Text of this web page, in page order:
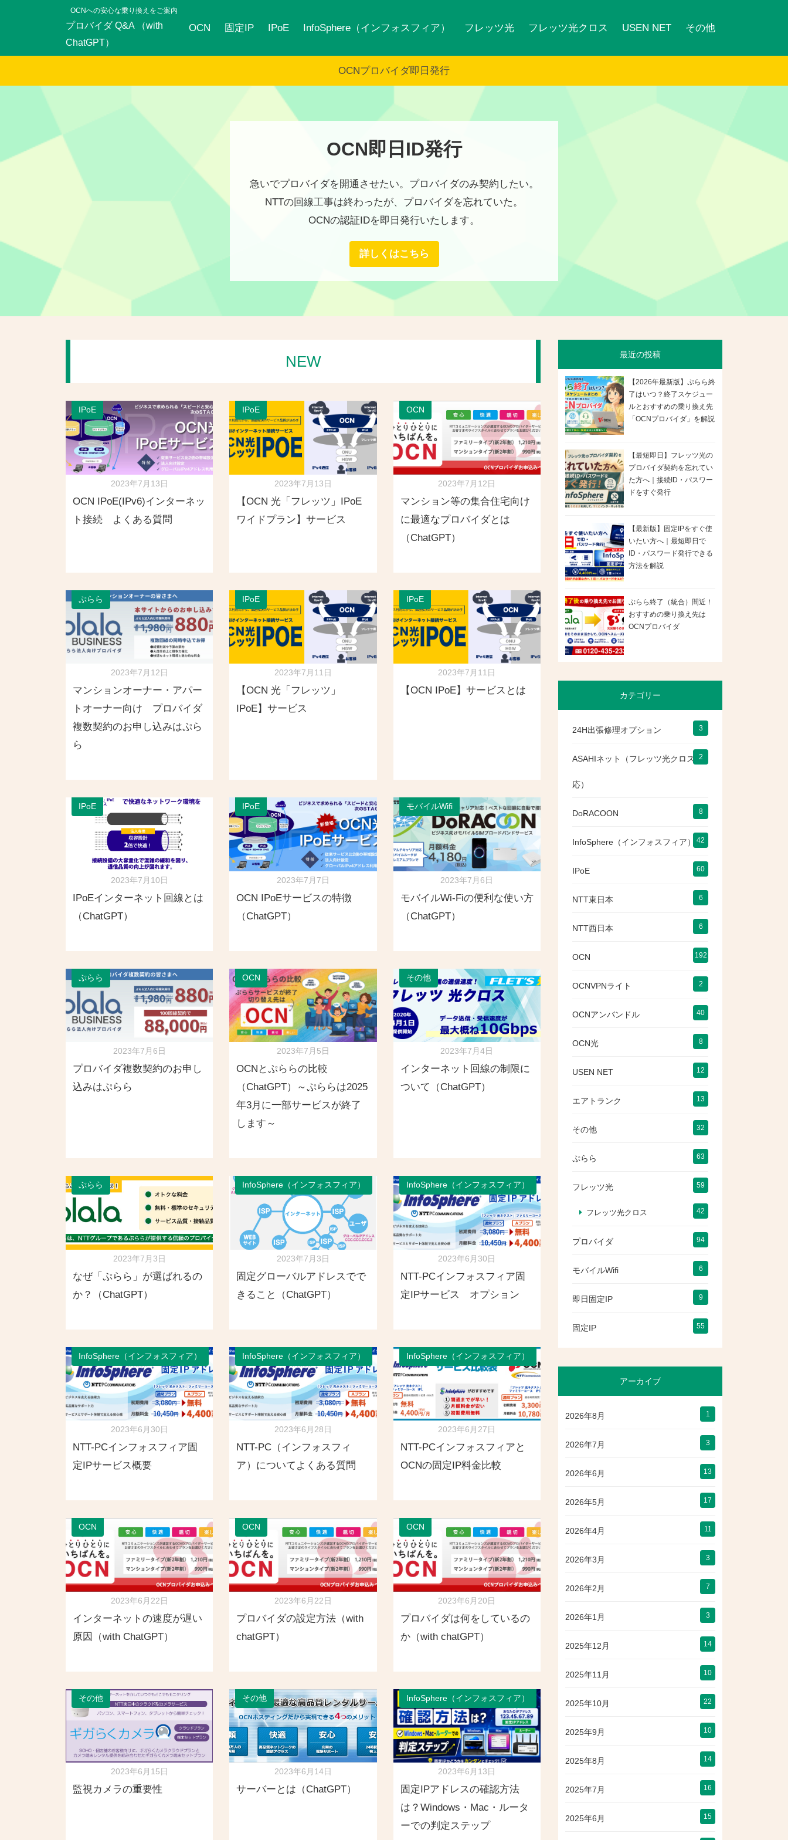
OCNへの安心な乗り換えをご案内
プロバイダ Q&A （with
ChatGPT）
OCN 固定IP IPoE InfoSphere（インフォスフィア） フレッツ光 フレッツ光クロス USEN NET その他
OCNプロバイダ即日発行
OCN即日ID発行
急いでプロバイダを開通させたい。プロバイダのみ契約したい。
NTTの回線工事は終わったが、プロバイダを忘れていた。
OCNの認証IDを即日発行いたします。
詳しくはこちら
NEW
IPoE
2023年7月13日
OCN IPoE(IPv6)インターネッ
ト接続 よくある質問
IPoE
2023年7月13日
【OCN 光「フレッツ」IPoE
ワイドプラン】サービス
OCN
2023年7月12日
マンション等の集合住宅向け
に最適なプロバイダとは
（ChatGPT）
ぷらら
2023年7月12日
マンションオーナー・アパー
トオーナー向け プロバイダ
複数契約のお申し込みはぷら
ら
IPoE
2023年7月11日
【OCN 光「フレッツ」
IPoE】サービス
IPoE
2023年7月11日
【OCN IPoE】サービスとは
IPoE
2023年7月10日
IPoEインターネット回線とは
（ChatGPT）
IPoE
2023年7月7日
OCN IPoEサービスの特徴
（ChatGPT）
モバイルWifi
2023年7月6日
モバイルWi-Fiの便利な使い方
（ChatGPT）
ぷらら
2023年7月6日
プロバイダ複数契約のお申し
込みはぷらら
OCN
2023年7月5日
OCNとぷららの比較
（ChatGPT）～ぷららは2025
年3月に一部サービスが終了
します～
その他
2023年7月4日
インターネット回線の制限に
ついて（ChatGPT）
ぷらら
2023年7月3日
なぜ「ぷらら」が選ばれるの
か？（ChatGPT）
InfoSphere（インフォスフィア）
2023年7月3日
固定グローバルアドレスでで
きること（ChatGPT）
InfoSphere（インフォスフィア）
2023年6月30日
NTT-PCインフォスフィア固
定IPサービス オプション
InfoSphere（インフォスフィア）
2023年6月30日
NTT-PCインフォスフィア固
定IPサービス概要
InfoSphere（インフォスフィア）
2023年6月28日
NTT-PC（インフォスフィ
ア）についてよくある質問
InfoSphere（インフォスフィア）
2023年6月27日
NTT-PCインフォスフィアと
OCNの固定IP料金比較
OCN
2023年6月22日
インターネットの速度が遅い
原因（with ChatGPT）
OCN
2023年6月22日
プロバイダの設定方法（with
chatGPT）
OCN
2023年6月20日
プロバイダは何をしているの
か（with chatGPT）
その他
2023年6月15日
監視カメラの重要性
その他
2023年6月14日
サーバーとは（ChatGPT）
InfoSphere（インフォスフィア）
2023年6月13日
固定IPアドレスの確認方法
は？Windows・Mac・ルータ
ーでの判定ステップ
最近の投稿
【2026年最新版】ぷらら終
了はいつ？終了スケジュー
ルとおすすめの乗り換え先
「OCNプロバイダ」を解説
【最短即日】フレッツ光の
プロバイダ契約を忘れてい
た方へ｜接続ID・パスワー
ドをすぐ発行
【最新版】固定IPをすぐ使
いたい方へ｜最短即日で
ID・パスワード発行できる
方法を解説
ぷらら終了（統合）間近！
おすすめの乗り換え先は
OCNプロバイダ
カテゴリー
24H出張修理オプション 3
ASAHIネット（フレッツ光クロス対
応）
2
DoRACOON 8
InfoSphere（インフォスフィア） 42
IPoE 60
NTT東日本 6
NTT西日本 6
OCN 192
OCNVPNライト 2
OCNアンバンドル 40
OCN光 8
USEN NET 12
エアトランク 13
その他 32
ぷらら 63
フレッツ光 59
フレッツ光クロス 42
プロバイダ 94
モバイルWifi 6
即日固定IP 9
固定IP 55
アーカイブ
2026年8月 1
2026年7月 3
2026年6月 13
2026年5月 17
2026年4月 11
2026年3月 3
2026年2月 7
2026年1月 3
2025年12月 14
2025年11月 10
2025年10月 22
2025年9月 10
2025年8月 14
2025年7月 16
2025年6月 15